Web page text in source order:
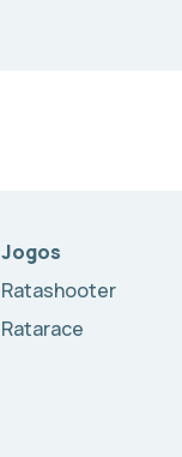
Jogos
Ratashooter
Ratarace